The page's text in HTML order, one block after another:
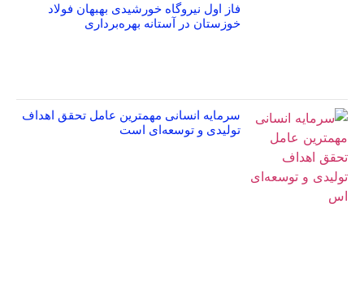
فاز اول نیروگاه خورشیدی بهبهان فولاد
خوزستان در آستانه بهره‌برداری
سرمایه انسانی مهمترین عامل تحقق اهداف
تولیدی و توسعه‌ای است